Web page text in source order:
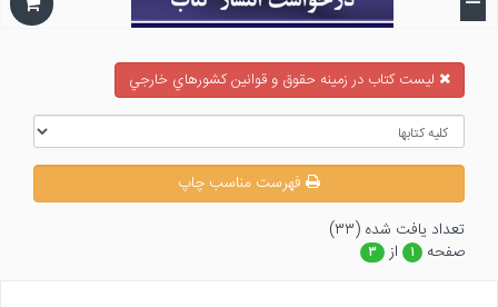
ليست كتاب در زمينه حقوق و قوانين كشورهاي خارجي
فهرست مناسب چاپ
تعداد يافت شده (۳۳)
صفحه
۱ از ۳